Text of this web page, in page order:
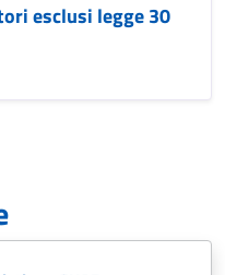
esclusi legge 30